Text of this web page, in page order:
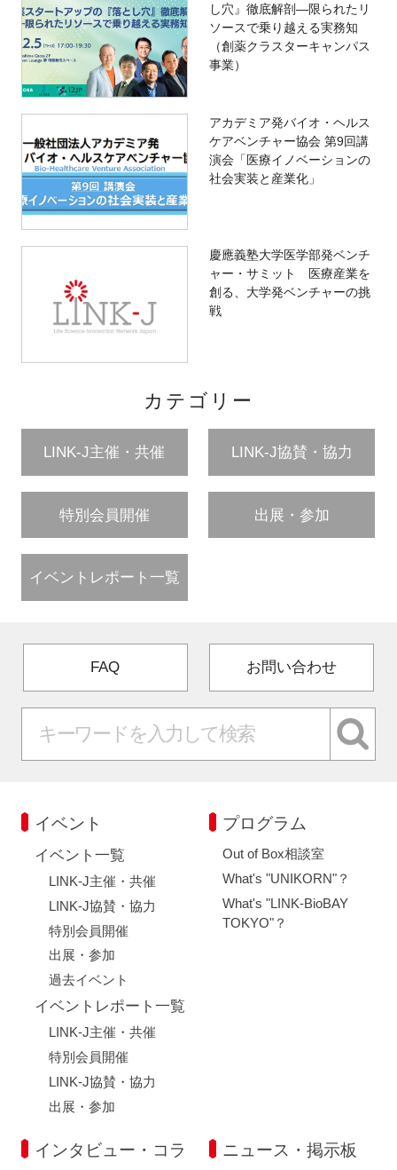
し穴』徹底解剖―限られたリ
ソースで乗り越える実務知
（創薬クラスターキャンパス
事業）
アカデミア発バイオ・ヘルス
ケアベンチャー協会 第9回講
演会「医療イノベーションの
社会実装と産業化」
慶應義塾大学医学部発ベンチ
ャー・サミット 医療産業を
創る、大学発ベンチャーの挑
戦
カテゴリー
LINK-J主催・共催 LINK-J協賛・協力
特別会員開催 出展・参加
イベントレポート一覧
FAQ お問い合わせ
イベント
イベント一覧
LINK-J主催・共催
LINK-J協賛・協力
特別会員開催
出展・参加
過去イベント
イベントレポート一覧
LINK-J主催・共催
特別会員開催
LINK-J協賛・協力
出展・参加
プログラム
Out of Box相談室
What's "UNIKORN"？
What's "LINK-BioBAY
TOKYO"？
インタビュー・コラ
ニュース・掲示板